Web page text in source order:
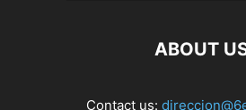
ABOUT
Contact us: